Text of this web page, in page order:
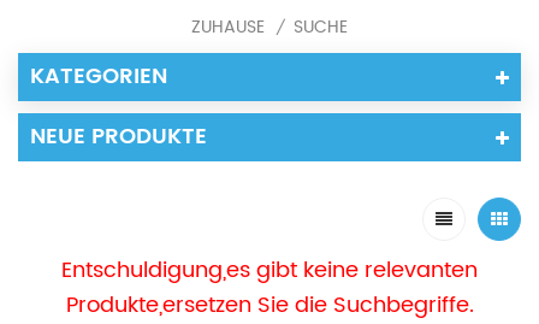
ZUHAUSE / SUCHE
KATEGORIEN
NEUE PRODUKTE
Entschuldigung,es gibt keine relevanten
Produkte,ersetzen Sie die Suchbegriffe.